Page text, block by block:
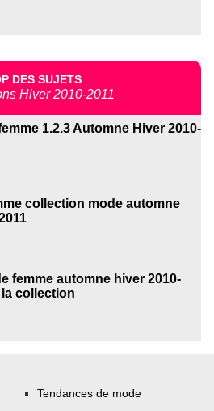
DES SUJETS
Hiver 2010-2011
1.2.3 Automne Hiver 2010-
collection mode automne
femme automne hiver 2010-
collection
Tendances de mode